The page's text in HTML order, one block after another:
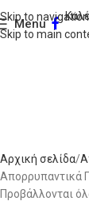
Skip to navigation
Skip to main
Menu
Αρχική σελίδα
Απορρυπαντικά
Προβάλλονται